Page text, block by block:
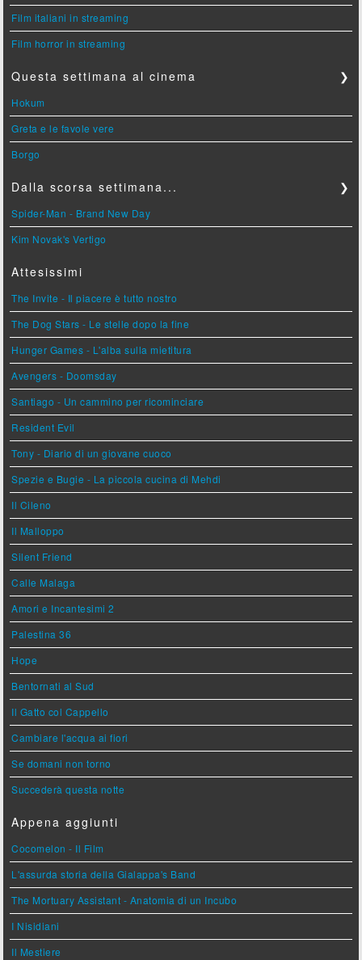
Film italiani in streaming
Film horror in streaming
Questa settimana al cinema ❯
Hokum
Greta e le favole vere
Borgo
Dalla scorsa settimana... ❯
Spider-Man - Brand New Day
Kim Novak's Vertigo
Attesissimi
The Invite - Il piacere è tutto nostro
The Dog Stars - Le stelle dopo la fine
Hunger Games - L'alba sulla mietitura
Avengers - Doomsday
Santiago - Un cammino per ricominciare
Resident Evil
Tony - Diario di un giovane cuoco
Spezie e Bugie - La piccola cucina di Mehdi
Il Cileno
Il Malloppo
Silent Friend
Calle Malaga
Amori e Incantesimi 2
Palestina 36
Hope
Bentornati al Sud
Il Gatto col Cappello
Cambiare l'acqua ai fiori
Se domani non torno
Succederà questa notte
Appena aggiunti
Cocomelon - Il Film
L'assurda storia della Gialappa's Band
The Mortuary Assistant - Anatomia di un Incubo
I Nisidiani
Il Mestiere